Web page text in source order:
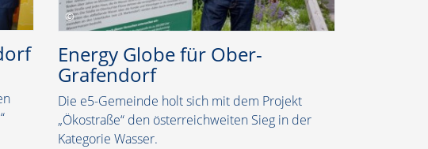
Energy Globe für Ober-
Grafendorf
Die e5-Gemeinde holt sich mit dem Projekt
„Ökostraße“ den österreichweiten Sieg in der
Kategorie Wasser.